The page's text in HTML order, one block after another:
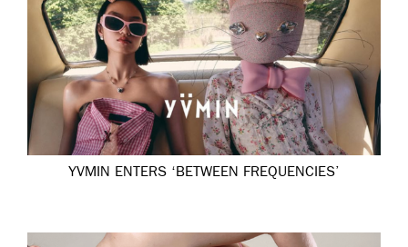
YVMIN ENTERS ‘BETWEEN FREQUENCIES’